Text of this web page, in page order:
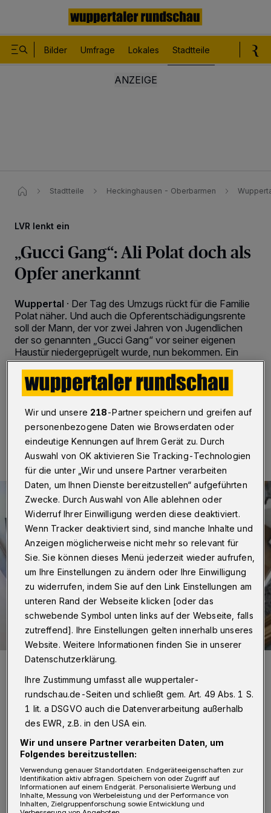
Bilder Umfrage Lokales Stadtteile
Stadtteile Heckinghausen - Oberbarmen
LVR lenkt ein
„Gucci Gang“: Ali Polat doch als
Opfer anerkannt
Wuppertal · Der Tag des Umzugs rückt für die Familie
Polat näher. Und auch die Opferentschädigungsrente
soll der Mann, der vor zwei Jahren von Jugendlichen
der so genannten „Gucci Gang“ vor seiner eigenen
Haustür niedergeprügelt wurde, nun bekommen. Ein
Update über eine Familie, für die endlich die Hoffnung
zurückkehrt.
24.04.2021 , 19:30 Uhr 2 Minuten Lesezeit
Ein trauriges Bild, das bald Geschichte ist: Vier Sanitäter tragen Ali
Foto: Polat
Von Nina Bossy
m 31. Mai werden der seit dem Angriff
Wir und unsere 218-Partner speichern und greifen auf
personenbezogene Daten wie Browserdaten oder
eindeutige Kennungen auf Ihrem Gerät zu. Durch
Auswahl von OK aktivieren Sie Tracking-Technologien
für die unter „Wir und unsere Partner verarbeiten
Daten, um Ihnen Dienste bereitzustellen“ aufgeführten
Zwecke. Durch Auswahl von Alle ablehnen oder
Widerruf Ihrer Einwilligung werden diese deaktiviert.
Wenn Tracker deaktiviert sind, sind manche Inhalte und
Anzeigen möglicherweise nicht mehr so relevant für
Sie. Sie können dieses Menü jederzeit wieder aufrufen,
um Ihre Einstellungen zu ändern oder Ihre Einwilligung
zu widerrufen, indem Sie auf den Link Einstellungen am
unteren Rand der Webseite klicken [oder das
schwebende Symbol unten links auf der Webseite, falls
zutreffend]. Ihre Einstellungen gelten innerhalb unseres
Website. Weitere Informationen finden Sie in unserer
Datenschutzerklärung.
Ihre Zustimmung umfasst alle wuppertaler-
rundschau.de-Seiten und schließt gem. Art. 49 Abs. 1 S.
1 lit. a DSGVO auch die Datenverarbeitung außerhalb
des EWR, z.B. in den USA ein.
Wir und unsere Partner verarbeiten Daten, um
Folgendes bereitzustellen:
Verwendung genauer Standortdaten. Endgeräteeigenschaften zur
Identifikation aktiv abfragen. Speichern von oder Zugriff auf
Informationen auf einem Endgerät. Personalisierte Werbung und
Inhalte, Messung von Werbeleistung und der Performance von
Inhalten, Zielgruppenforschung sowie Entwicklung und